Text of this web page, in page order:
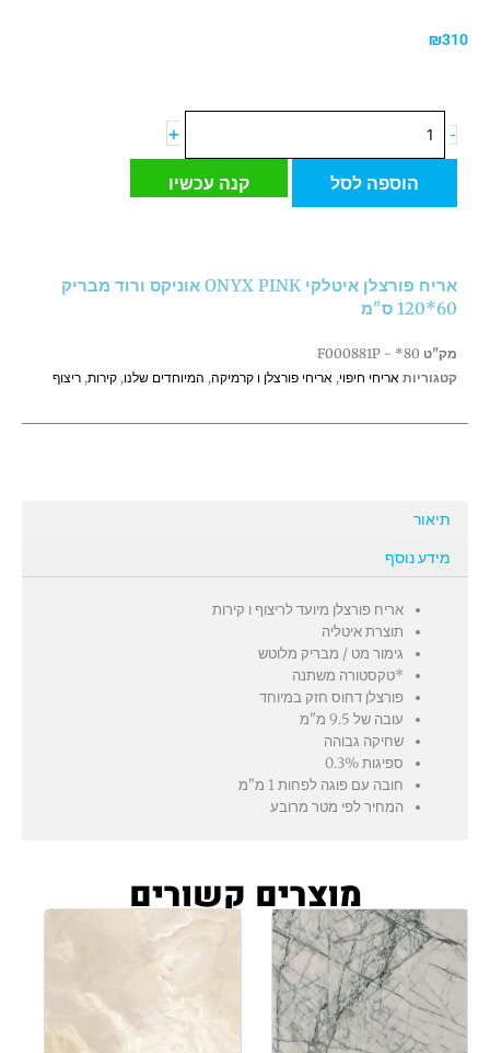
₪310
-
של
פורצלן
אוניקס
ורוד
60*120
ס"מ
+
הוספה לסל קנה עכשיו
אריח פורצלן איטלקי ONYX PINK אוניקס ורוד מבריק
60*120 ס"מ
מק"ט F000881P - *80
קטגוריות אריחי חיפוי, אריחי פורצלן ו קרמיקה, המיוחדים שלנו, קירות, ריצוף
תיאור
מידע נוסף
אריח פורצלן מיועד לריצוף ו קירות
תוצרת איטליה
גימור מט / מבריק מלוטש
*טקסטורה משתנה
פורצלן דחוס חזק במיוחד
עובה של 9.5 מ"מ
שחיקה גבוהה
ספיגות 0.3%
חובה עם פוגה לפחות 1 מ"מ
המחיר לפי מטר מרובע
מוצרים קשורים